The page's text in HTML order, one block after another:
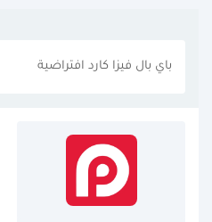
باي بال فيزا كارد افتراضية